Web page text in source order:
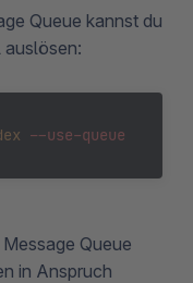
Queue kannst du
--use-queue
Queue
in Anspruch